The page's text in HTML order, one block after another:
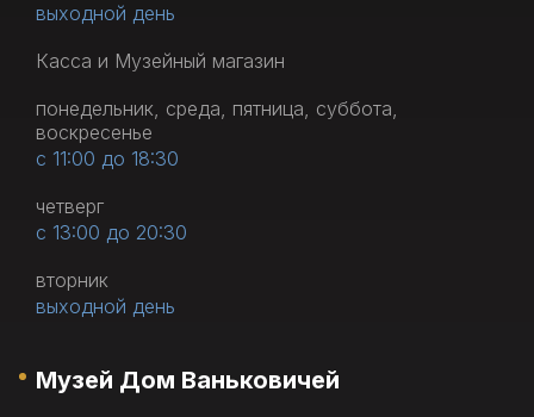
выходной день
Касса и Музейный магазин
понедельник, среда, пятница, суббота,
воскресенье
с 11:00 до 18:30
четверг
с 13:00 до 20:30
вторник
выходной день
Музей Дом Ваньковичей